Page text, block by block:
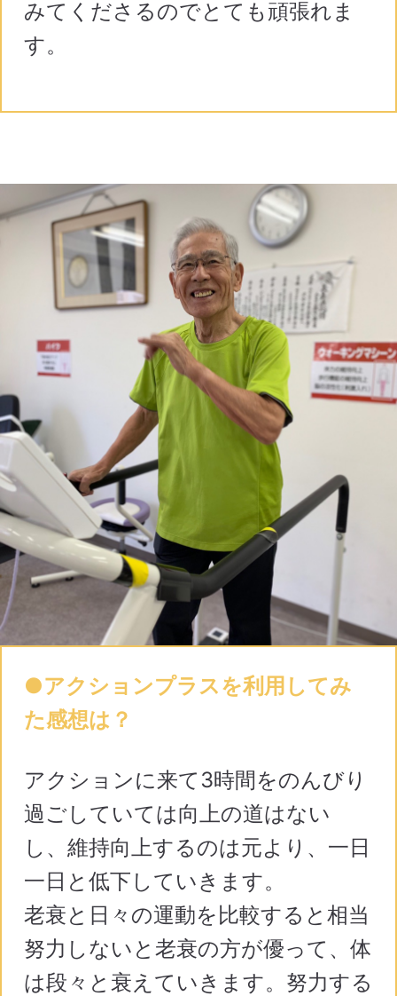
みてくださるのでとても頑張れま
す。
●アクションプラスを利用してみ
た感想は？
アクションに来て3時間をのんびり
過ごしていては向上の道はない
し、維持向上するのは元より、一日
一日と低下していきます。
老衰と日々の運動を比較すると相当
努力しないと老衰の方が優って、体
は段々と衰えていきます。努力する